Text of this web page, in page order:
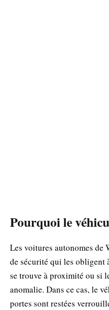
Pourquoi le
Les voitures autonomes de
de sécurité qui les obligent
se trouve à proximité ou si
anomalie. Dans ce cas, le
portes sont restées